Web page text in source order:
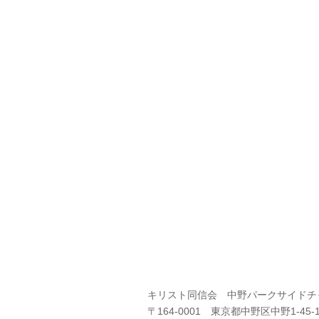
キリスト同信会 中野パークサイドチ
〒164-0001 東京都中野区中野1-45-